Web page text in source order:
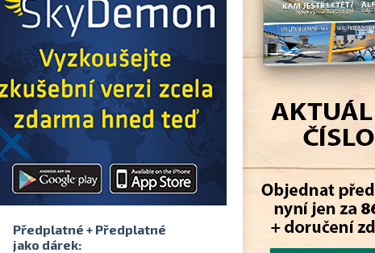
Předplatné + Předplatné
jako dárek: